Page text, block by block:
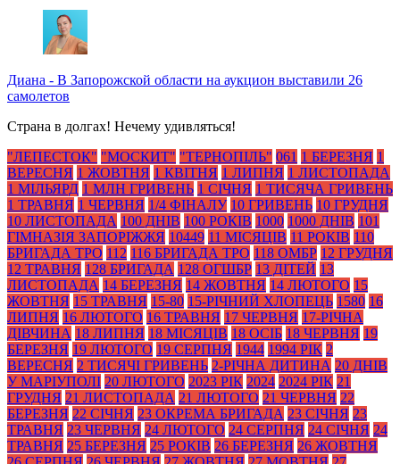
Диана - В Запорожской области на аукцион выставили 26
самолетов
Страна в долгах! Нечему удивляться!
"ЛЕПЕСТОК" "МОСКИТ" "ТЕРНОПІЛЬ" 061 1 БЕРЕЗНЯ 1
ВЕРЕСНЯ 1 ЖОВТНЯ 1 КВІТНЯ 1 ЛИПНЯ 1 ЛИСТОПАДА
1 МІЛЬЯРД 1 МЛН ГРИВЕНЬ 1 СІЧНЯ 1 ТИСЯЧА ГРИВЕНЬ
1 ТРАВНЯ 1 ЧЕРВНЯ 1/4 ФІНАЛУ 10 ГРИВЕНЬ 10 ГРУДНЯ
10 ЛИСТОПАДА 100 ДНІВ 100 РОКІВ 1000 1000 ДНІВ 101
ГІМНАЗІЯ ЗАПОРІЖЖЯ 10449 11 МІСЯЦІВ 11 РОКІВ 110
БРИГАДА ТРО 112 116 БРИГАДА ТРО 118 ОМБР 12 ГРУДНЯ
12 ТРАВНЯ 128 БРИГАДА 128 ОГШБР 13 ДІТЕЙ 13
ЛИСТОПАДА 14 БЕРЕЗНЯ 14 ЖОВТНЯ 14 ЛЮТОГО 15
ЖОВТНЯ 15 ТРАВНЯ 15-80 15-РІЧНИЙ ХЛОПЕЦЬ 1580 16
ЛИПНЯ 16 ЛЮТОГО 16 ТРАВНЯ 17 ЧЕРВНЯ 17-РІЧНА
ДІВЧИНА 18 ЛИПНЯ 18 МІСЯЦІВ 18 ОСІБ 18 ЧЕРВНЯ 19
БЕРЕЗНЯ 19 ЛЮТОГО 19 СЕРПНЯ 1944 1994 РІК 2
ВЕРЕСНЯ 2 ТИСЯЧІ ГРИВЕНЬ 2-РІЧНА ДИТИНА 20 ДНІВ
У МАРІУПОЛІ 20 ЛЮТОГО 2023 РІК 2024 2024 РІК 21
ГРУДНЯ 21 ЛИСТОПАДА 21 ЛЮТОГО 21 ЧЕРВНЯ 22
БЕРЕЗНЯ 22 СІЧНЯ 23 ОКРЕМА БРИГАДА 23 СІЧНЯ 23
ТРАВНЯ 23 ЧЕРВНЯ 24 ЛЮТОГО 24 СЕРПНЯ 24 СІЧНЯ 24
ТРАВНЯ 25 БЕРЕЗНЯ 25 РОКІВ 26 БЕРЕЗНЯ 26 ЖОВТНЯ